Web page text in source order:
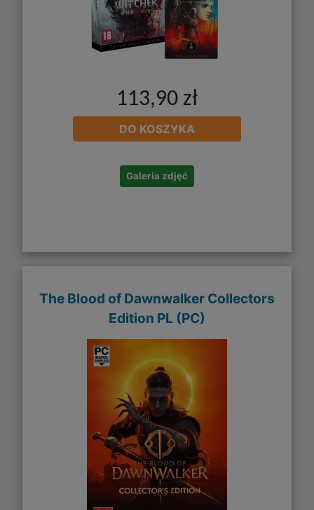
113,90 zł
DO KOSZYKA
Galeria zdjęć
The Blood of Dawnwalker​ Collectors
Edition PL (PC)